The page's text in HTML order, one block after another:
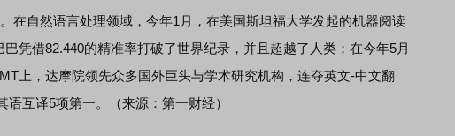
自然语言处理领域，今年1月，在美国斯坦福大学发起的机器阅读
凭借82.440的精准率打破了世界纪录，并且超越了人类；在今年5月
上，达摩院领先众多国外巨头与学术研究机构，连夺英文-中文翻
互译5项第一。（来源：第一财经）